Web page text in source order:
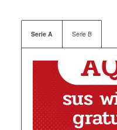
Serie A Serie B